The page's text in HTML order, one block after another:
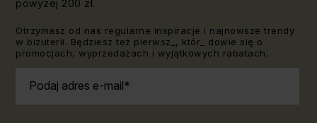
powyżej 200 zł.
Otrzymasz od nas regularne inspiracje i najnowsze trendy
w biżuterii. Będziesz też pierwsz_, któr_ dowie się o
promocjach, wyprzedażach i wyjątkowych rabatach.
Podaj adres e-mail